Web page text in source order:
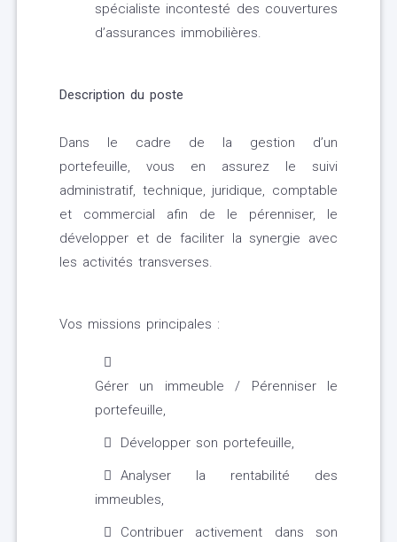
spécialiste incontesté des couvertures
d’assurances immobilières.
Description du poste
Dans le cadre de la gestion d’un
portefeuille, vous en assurez le suivi
administratif, technique, juridique, comptable
et commercial afin de le pérenniser, le
développer et de faciliter la synergie avec
les activités transverses.
Vos missions principales :
Gérer un immeuble / Pérenniser le
portefeuille,
Développer son portefeuille,
Analyser la rentabilité des
immeubles,
Contribuer activement dans son